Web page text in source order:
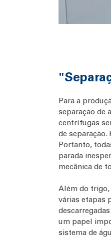
Para a
separação de
centrífugas
de
Portanto,
parada
mecânica de
Além do trigo,
várias etapas
um papel
sistema de